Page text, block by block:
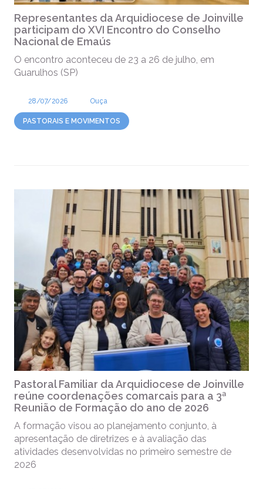
Representantes da Arquidiocese de Joinville
participam do XVI Encontro do Conselho
Nacional de Emaús
O encontro aconteceu de 23 a 26 de julho, em
Guarulhos (SP)
28/07/2026 Ouça
PASTORAIS E MOVIMENTOS
Pastoral Familiar da Arquidiocese de Joinville
reúne coordenações comarcais para a 3ª
Reunião de Formação do ano de 2026
A formação visou ao planejamento conjunto, à
apresentação de diretrizes e à avaliação das
atividades desenvolvidas no primeiro semestre de
2026